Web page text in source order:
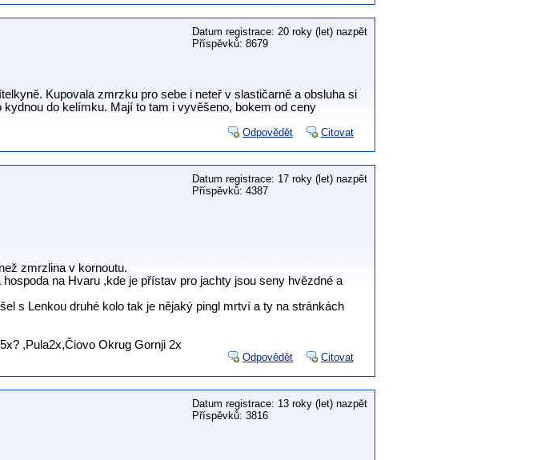
Datum registrace: 20 roky (let) nazpět
Příspěvků: 8679
Kupovala zmrzku pro sebe i neteř v slastičarně a obsluha si
do kelímku. Mají to tam i vyvěšeno, bokem od ceny
Odpovědět Citovat
Datum registrace: 17 roky (let) nazpět
Příspěvků: 4387
zmrzlina v kornoutu.
na Hvaru ,kde je přístav pro jachty jsou seny hvězdné a
s Lenkou druhé kolo tak je nějaký pingl mrtví a ty na stránkách
,Pula2x,Čiovo Okrug Gornji 2x
Odpovědět Citovat
Datum registrace: 13 roky (let) nazpět
Příspěvků: 3816